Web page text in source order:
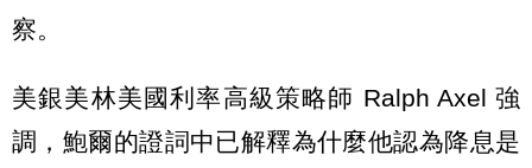
察。
美銀美林美國利率高級策略師 Ralph Axel 強
調，鮑爾的證詞中已解釋為什麼他認為降息是